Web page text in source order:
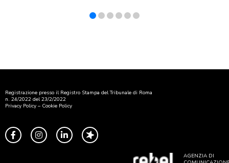
Registrazione presso il Registro Stampa del Tribunale di Roma
n. 24/2022 del 23/2/2022
Privacy Policy – Cookie Policy
AGENZIA DI